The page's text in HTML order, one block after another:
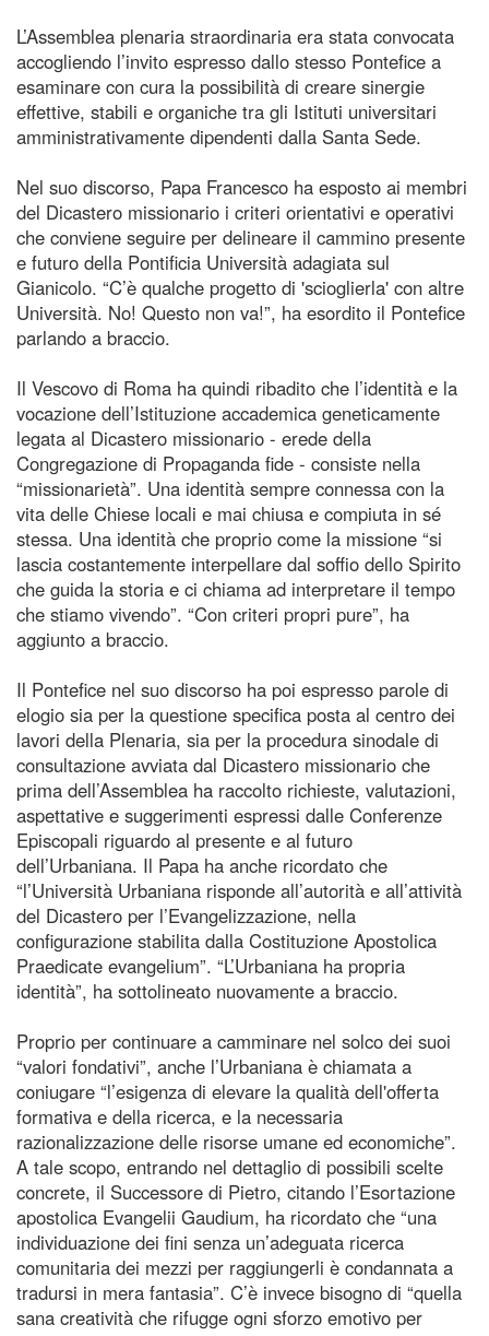
L’Assemblea plenaria straordinaria era stata convocata
accogliendo l’invito espresso dallo stesso Pontefice a
esaminare con cura la possibilità di creare sinergie
effettive, stabili e organiche tra gli Istituti universitari
amministrativamente dipendenti dalla Santa Sede.
Nel suo discorso, Papa Francesco ha esposto ai membri
del Dicastero missionario i criteri orientativi e operativi
che conviene seguire per delineare il cammino presente
e futuro della Pontificia Università adagiata sul
Gianicolo. “C’è qualche progetto di 'scioglierla' con altre
Università. No! Questo non va!”, ha esordito il Pontefice
parlando a braccio.
Il Vescovo di Roma ha quindi ribadito che l’identità e la
vocazione dell’Istituzione accademica geneticamente
legata al Dicastero missionario - erede della
Congregazione di Propaganda fide - consiste nella
“missionarietà”. Una identità sempre connessa con la
vita delle Chiese locali e mai chiusa e compiuta in sé
stessa. Una identità che proprio come la missione “si
lascia costantemente interpellare dal soffio dello Spirito
che guida la storia e ci chiama ad interpretare il tempo
che stiamo vivendo”. “Con criteri propri pure”, ha
aggiunto a braccio.
Il Pontefice nel suo discorso ha poi espresso parole di
elogio sia per la questione specifica posta al centro dei
lavori della Plenaria, sia per la procedura sinodale di
consultazione avviata dal Dicastero missionario che
prima dell’Assemblea ha raccolto richieste, valutazioni,
aspettative e suggerimenti espressi dalle Conferenze
Episcopali riguardo al presente e al futuro
dell’Urbaniana. Il Papa ha anche ricordato che
“l’Università Urbaniana risponde all’autorità e all’attività
del Dicastero per l’Evangelizzazione, nella
configurazione stabilita dalla Costituzione Apostolica
Praedicate evangelium”. “L’Urbaniana ha propria
identità”, ha sottolineato nuovamente a braccio.
Proprio per continuare a camminare nel solco dei suoi
“valori fondativi”, anche l’Urbaniana è chiamata a
coniugare “l’esigenza di elevare la qualità dell'offerta
formativa e della ricerca, e la necessaria
razionalizzazione delle risorse umane ed economiche”.
A tale scopo, entrando nel dettaglio di possibili scelte
concrete, il Successore di Pietro, citando l’Esortazione
apostolica Evangelii Gaudium, ha ricordato che “una
individuazione dei fini senza un’adeguata ricerca
comunitaria dei mezzi per raggiungerli è condannata a
tradursi in mera fantasia”. C’è invece bisogno di “quella
sana creatività che rifugge ogni sforzo emotivo per